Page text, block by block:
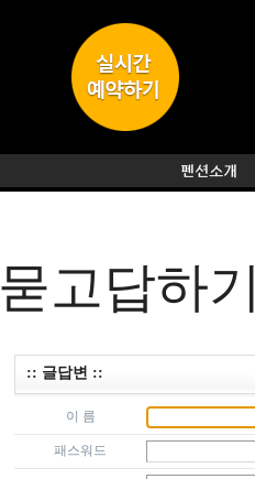
묻고답하기
:: 글답변 ::
이 름
패스워드